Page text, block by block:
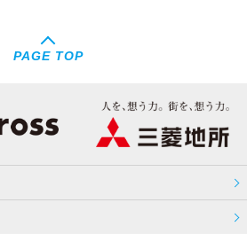
PAGE TOP